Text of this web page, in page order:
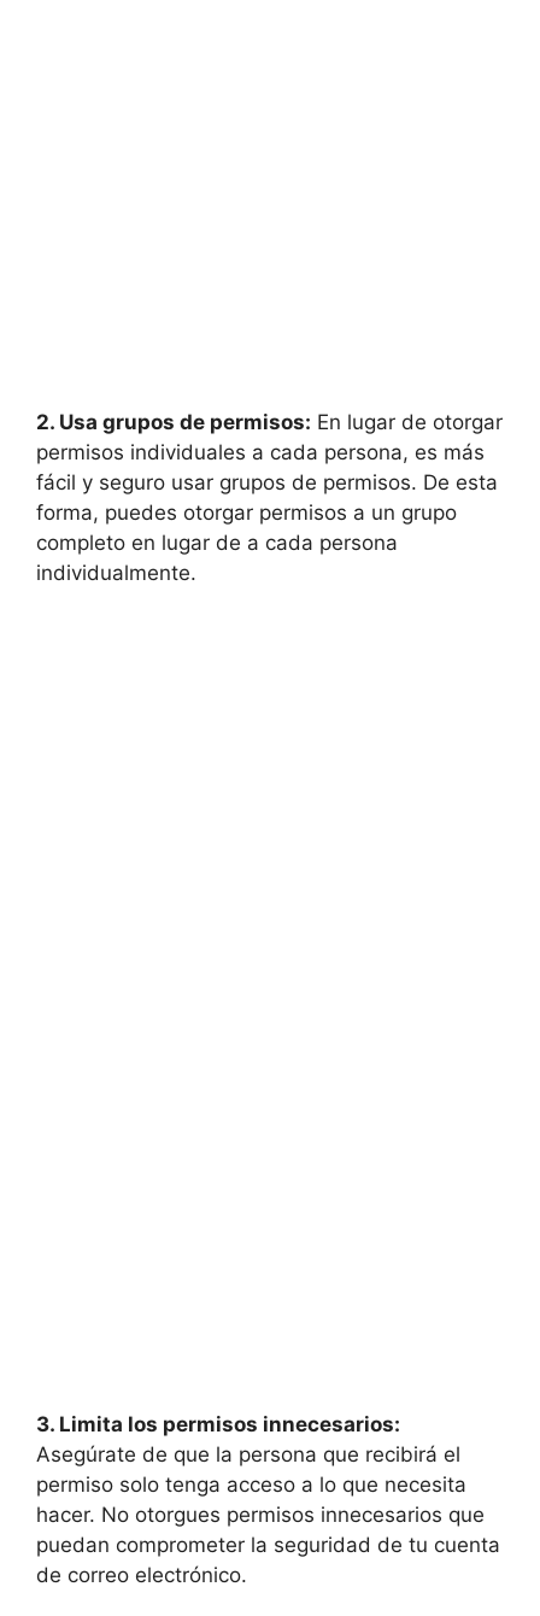
2. Usa grupos de permisos: En lugar de otorgar
permisos individuales a cada persona, es más
fácil y seguro usar grupos de permisos. De esta
forma, puedes otorgar permisos a un grupo
completo en lugar de a cada persona
individualmente.
3. Limita los permisos innecesarios:
Asegúrate de que la persona que recibirá el
permiso solo tenga acceso a lo que necesita
hacer. No otorgues permisos innecesarios que
puedan comprometer la seguridad de tu cuenta
de correo electrónico.